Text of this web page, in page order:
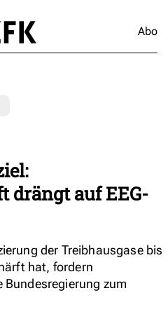
Abo
drängt auf EEG-
der Treibhausgase bis
hat, fordern
Bundesregierung zum